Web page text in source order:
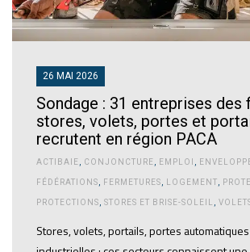
26 MAI 2026
Sondage : 31 entreprises des
stores, volets, portes et
recrutent en région PACA
ACTIBAIE CONJONCTURE EMPLOI
FÉDÉRATIONS FERMETURES LOGEMENT
PROTECTIONS STORES ET BRISE-SOLEIL
Stores, volets, portails, portes